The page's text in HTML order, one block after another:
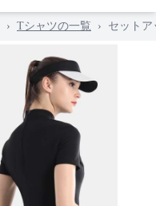
› Tシャツの一覧 › セット